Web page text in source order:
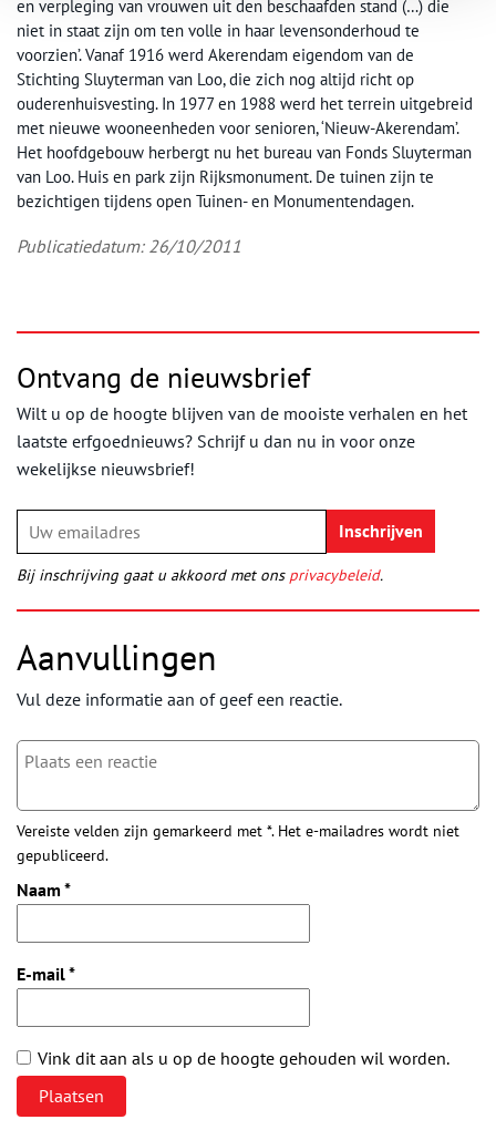
en verpleging van vrouwen uit den beschaafden stand (…) die
niet in staat zijn om ten volle in haar levensonderhoud te
voorzien’. Vanaf 1916 werd Akerendam eigendom van de
Stichting Sluyterman van Loo, die zich nog altijd richt op
ouderenhuisvesting. In 1977 en 1988 werd het terrein uitgebreid
met nieuwe wooneenheden voor senioren, ‘Nieuw-Akerendam’.
Het hoofdgebouw herbergt nu het bureau van Fonds Sluyterman
van Loo. Huis en park zijn Rijksmonument. De tuinen zijn te
bezichtigen tijdens open Tuinen- en Monumentendagen.
Publicatiedatum: 26/10/2011
Ontvang de nieuwsbrief
Wilt u op de hoogte blijven van de mooiste verhalen en het
laatste erfgoednieuws? Schrijf u dan nu in voor onze
wekelijkse nieuwsbrief!
Bij inschrijving gaat u akkoord met ons privacybeleid.
Aanvullingen
Vul deze informatie aan of geef een reactie.
Vereiste velden zijn gemarkeerd met *. Het e-mailadres wordt niet
gepubliceerd.
Naam *
E-mail*
Vink dit aan als u op de hoogte gehouden wil worden.